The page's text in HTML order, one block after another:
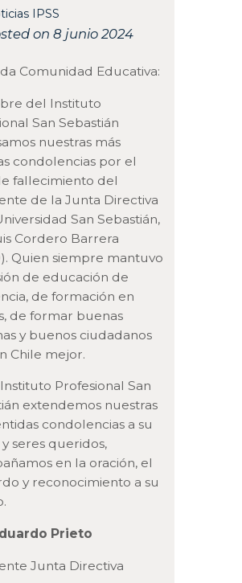
IPSS
on 8 junio 2024
Comunidad Educativa:
del Instituto
San Sebastián
nuestras más
condolencias por el
fallecimiento del
de la Junta Directiva
San Sebastián,
Cordero Barrera
Quien siempre mantuvo
de educación de
de formación en
de formar buenas
y buenos ciudadanos
Chile mejor.
Profesional San
extendemos nuestras
condolencias a su
seres queridos,
en la oración, el
y reconocimiento a su
Prieto
Junta Directiva